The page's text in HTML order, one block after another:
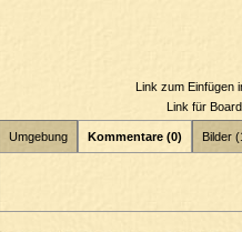
Link zum Einfügen
Link für
Umgebung Kommentare (0) Bilder